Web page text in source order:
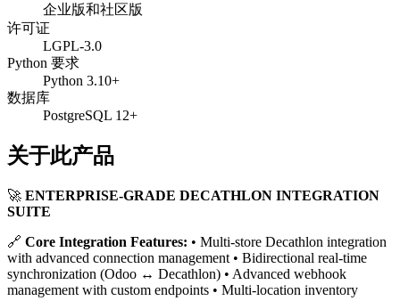
企业版和社区版
许可证
LGPL-3.0
Python 要求
Python 3.10+
数据库
PostgreSQL 12+
关于此产品
🚀 ENTERPRISE-GRADE DECATHLON INTEGRATION
SUITE
🔗 Core Integration Features: • Multi-store Decathlon integration
with advanced connection management • Bidirectional real-time
synchronization (Odoo ↔ Decathlon) • Advanced webhook
management with custom endpoints • Multi-location inventory